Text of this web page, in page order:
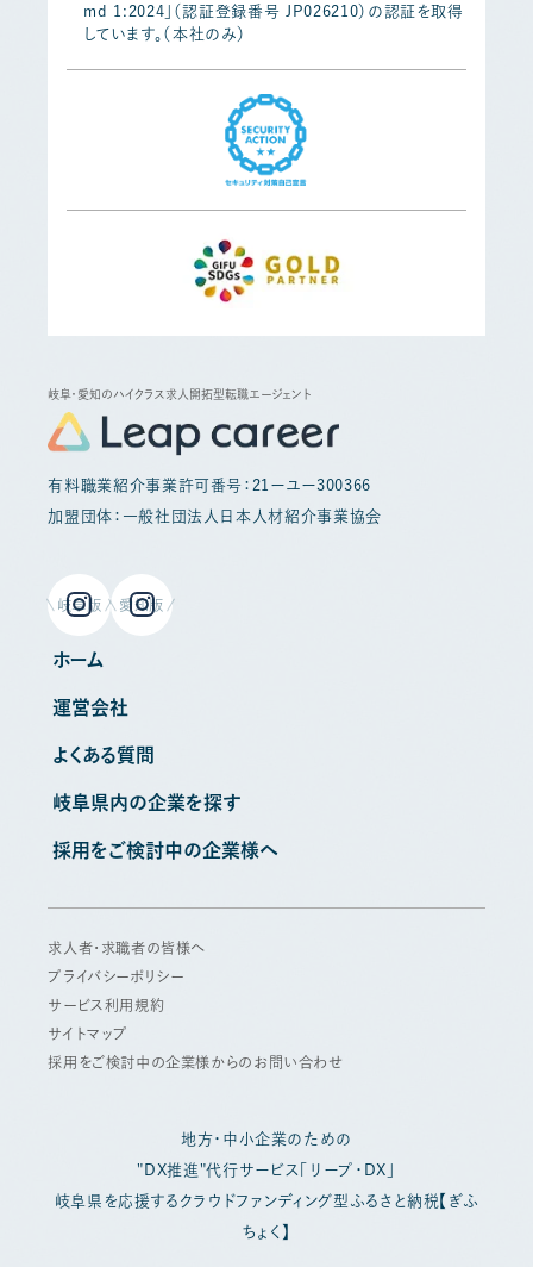
md 1:2024」（認証登録番号 JP026210）の認証を取得
しています。（本社のみ）
岐阜・愛知のハイクラス求人開拓型転職エージェント
有料職業紹介事業許可番号：21ーユー300366
加盟団体：一般社団法人日本人材紹介事業協会
岐阜版 愛知版
ホーム
運営会社
よくある質問
岐阜県内の企業を探す
採用をご検討中の企業様へ
求人者・求職者の皆様へ
プライバシーポリシー
サービス利用規約
サイトマップ
採用をご検討中の企業様からのお問い合わせ
地方・中小企業のための
"DX推進"代行サービス「リープ・DX」
岐阜県を応援するクラウドファンディング型ふるさと納税【ぎふ
ちょく】